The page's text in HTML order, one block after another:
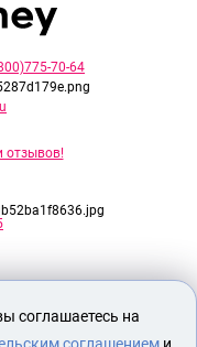
70-64
отзывов!
18 лет!
соглашаетесь на